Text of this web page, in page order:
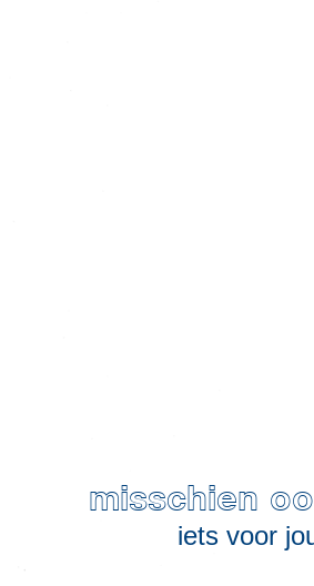
misschien
iets voor